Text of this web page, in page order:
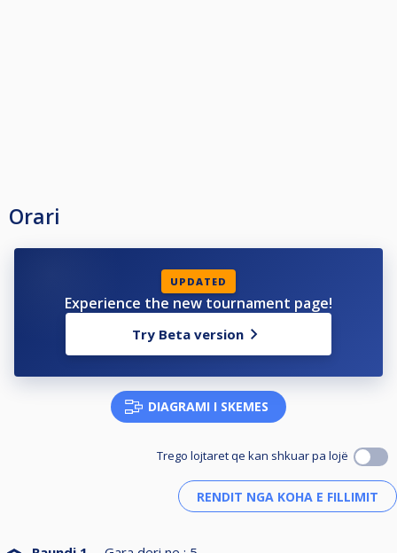
Orari
UPDATED
Experience the new tournament page!
Try Beta version
DIAGRAMI I SKEMES
Trego lojtaret qe kan shkuar pa lojë